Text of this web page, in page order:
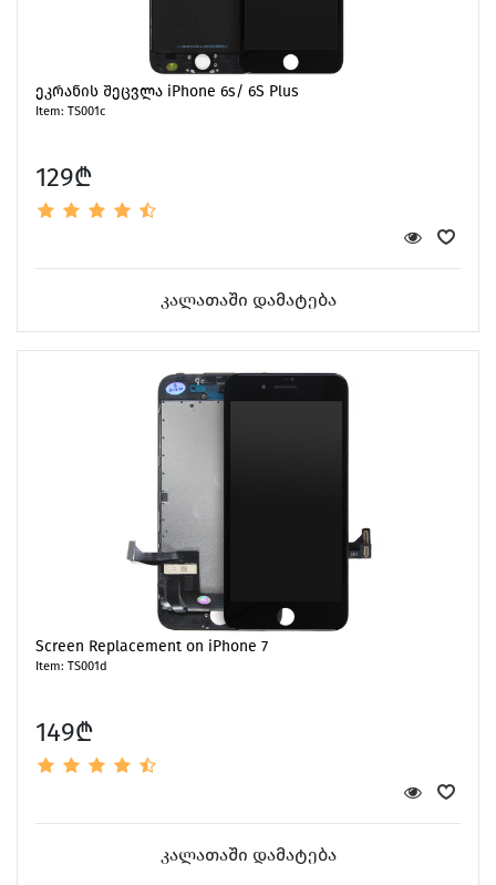
ეკრანის შეცვლა iPhone 6s/ 6S Plus
Item: TS001c
129₾
კალათაში დამატება
Screen Replacement on iPhone 7
Item: TS001d
149₾
კალათაში დამატება